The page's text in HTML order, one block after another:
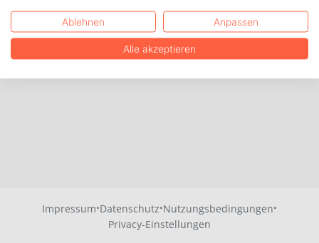
Impressum·Datenschutz·Nutzungsbedingungen·
Privacy-Einstellungen
Ablehnen Anpassen
Alle akzeptieren